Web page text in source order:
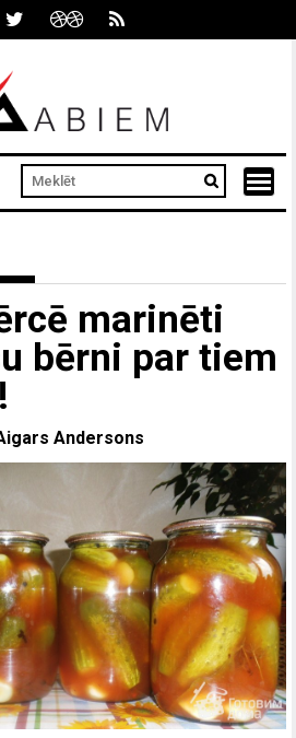
marinēti
bērni par tiem
Andersons